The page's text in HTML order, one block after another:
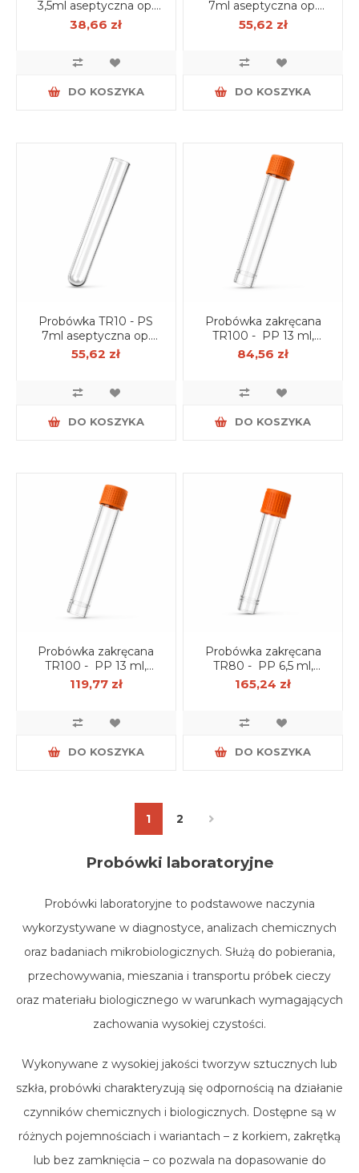
3,5ml aseptyczna op.
500 szt.
38,66 zł
DO KOSZYKA
7ml aseptyczna op.
400 szt.
55,62 zł
DO KOSZYKA
Probówka TR10 - PS
7ml aseptyczna op.
400 szt.
55,62 zł
DO KOSZYKA
Probówka zakręcana
TR100 - PP 13 ml,
aseptyczna (osobno)
op. 250 szt.
84,56 zł
DO KOSZYKA
Probówka zakręcana
TR100 - PP 13 ml,
sterylna R (korek
nakręcony) op. 250 szt.
119,77 zł
DO KOSZYKA
Probówka zakręcana
TR80 - PP 6,5 ml,
aseptyczna (z korkiem)
op. 500 szt.
165,24 zł
DO KOSZYKA
1 2
Probówki laboratoryjne
Probówki laboratoryjne to podstawowe naczynia
wykorzystywane w diagnostyce, analizach chemicznych
oraz badaniach mikrobiologicznych. Służą do pobierania,
przechowywania, mieszania i transportu próbek cieczy
oraz materiału biologicznego w warunkach wymagających
zachowania wysokiej czystości.
Wykonywane z wysokiej jakości tworzyw sztucznych lub
szkła, probówki charakteryzują się odpornością na działanie
czynników chemicznych i biologicznych. Dostępne są w
różnych pojemnościach i wariantach – z korkiem, zakrętką
lub bez zamknięcia – co pozwala na dopasowanie do